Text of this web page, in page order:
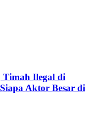
Timah Ilegal di
Aktor Besar di